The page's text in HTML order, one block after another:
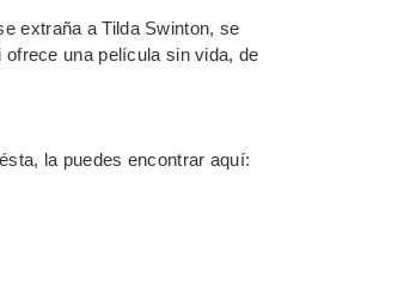
extraña a Tilda Swinton, se
una película sin vida, de
la puedes encontrar aquí: